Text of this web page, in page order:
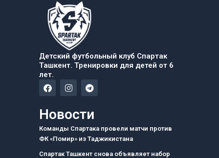
Детский футбольный клуб Спартак
Ташкент. Тренировки для детей от 6
лет.
F
a
e
b
o
k
I
n
a
g
r
a
m
T
e
g
a
m
Новости
Команды Спартака провели матчи против
ФК «Помир» из Таджикистана
Спартак Ташкент снова объявляет набор